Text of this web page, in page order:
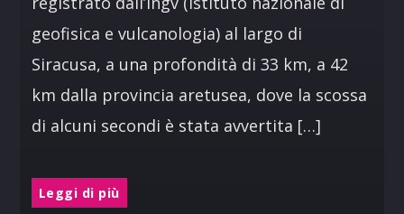
geofisica e vulcanologia) al largo di
Siracusa, a una profondità di 33 km, a 42
km dalla provincia aretusea, dove la scossa
di alcuni secondi è stata avvertita […]
Leggi di più